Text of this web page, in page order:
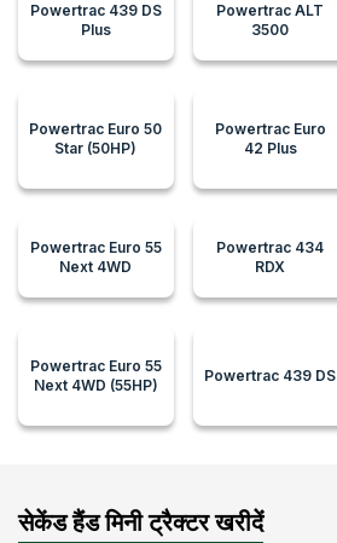
Powertrac 439 DS
Plus
Powertrac ALT
3500
Powertrac Euro 50
Star (50HP)
Powertrac Euro
42 Plus
Powertrac Euro 55
Next 4WD
Powertrac 434
RDX
Powertrac Euro 55
Next 4WD (55HP)
Powertrac 439 DS
सेकेंड हैंड मिनी ट्रैक्टर खरीदें